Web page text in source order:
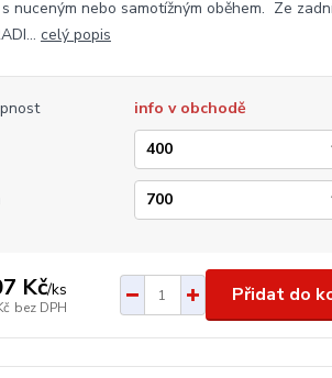
nuceným nebo samotížným oběhem. Ze
celý popis
info v obchodě
Kč/ks
bez DPH
Přidat do